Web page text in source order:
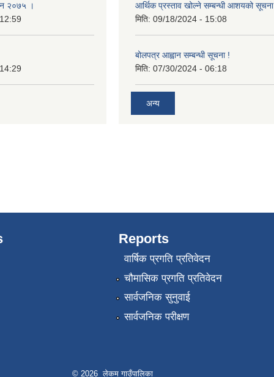
२०७५ ।
आर्थिक प्रस्ताव खोल्ने सम्बन्धी आशयको सूचना
मिति: 09/18/2024 - 15:08
बोलपत्र आह्वान सम्बन्धी सूचना !
मिति: 07/30/2024 - 06:18
अन्य
Reports
वार्षिक प्रगति प्रतिवेदन
चौमासिक प्रगति प्रतिवेदन
सार्वजनिक सुनुवाई
सार्वजनिक परीक्षण
© 2026 लेकम गाउँपालिका